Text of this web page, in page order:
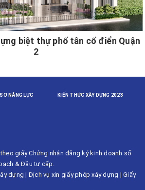
biệt thự phố tân cổ điển Quận
2
NĂNG LỰC KIẾN THỨC XÂY DỰNG 2023
giấy Chứng nhận đăng ký kinh doanh số
& Đầu tư cấp.
dựng | Dịch vụ xin giấy phép xây dựng | Giấy